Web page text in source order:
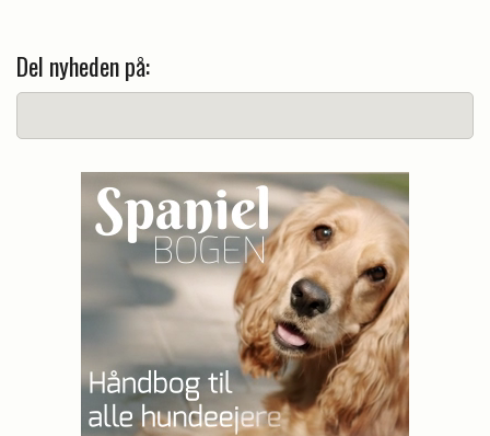
Del nyheden på: